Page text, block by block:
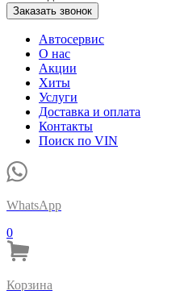
Заказать звонок
Автосервис
О нас
Акции
Хиты
Услуги
Доставка и оплата
Контакты
Поиск по VIN
WhatsApp
0
Корзина